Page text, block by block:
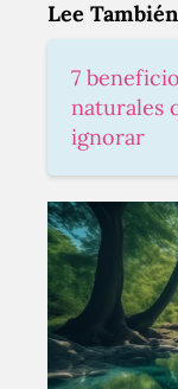
Lee También
7
naturales
ignorar